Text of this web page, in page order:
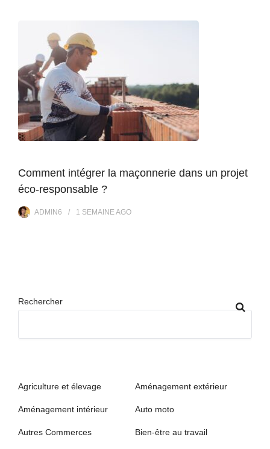
Comment intégrer la maçonnerie dans un projet
éco-responsable ?
ADMIN6 1 SEMAINE AGO
Rechercher
Agriculture et élevage Aménagement extérieur
Aménagement intérieur Auto moto
Autres Commerces Bien-être au travail